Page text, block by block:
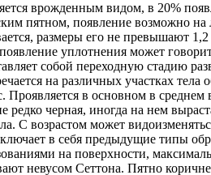
врожденным видом, в 20%
пятном, появление возможно на
размеры его не превышают
уплотнения может
собой переходную стадию
на различных участках тела
в основном в среднем
редко черная, иногда на нем
С возрастом может
в себя предыдущие типы
на поверхности,
невусом Сеттона. Пятно